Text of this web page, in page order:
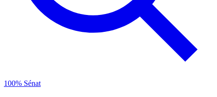
100% Sénat